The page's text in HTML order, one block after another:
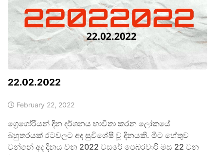
22.02.2022
February 22, 2022
ග්‍රෙගෝරියන් දින දර්ශනය භාවිතා කරන ලෝකයේ
බහුතරයක් රටවලට අද සුවිශේෂී වූ දිනයකි. මීට හේතුව
වන්නේ අද දිනය වන 2022 වසරේ පෙබරවාරි මස 22 වන